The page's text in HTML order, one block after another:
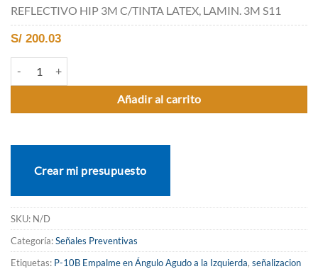
REFLECTIVO HIP 3M C/TINTA LATEX, LAMIN. 3M S11
S/ 200.03
P-10B EMPALME EN ÁNGULO AGUDO A LA IZQUIERDA cantidad
Añadir al carrito
Crear mi presupuesto
SKU: N/D
Categoría:Señales Preventivas
Etiquetas: P-10B Empalme en Ángulo Agudo a la Izquierda, señalizacion